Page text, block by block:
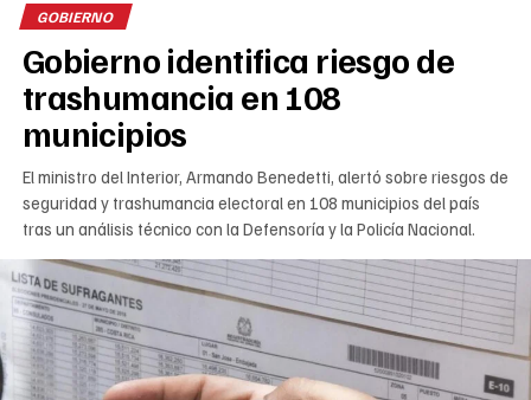
GOBIERNO
Gobierno identifica riesgo de
trashumancia en 108
municipios
El ministro del Interior, Armando Benedetti, alertó sobre riesgos de
seguridad y trashumancia electoral en 108 municipios del país
tras un análisis técnico con la Defensoría y la Policía Nacional.